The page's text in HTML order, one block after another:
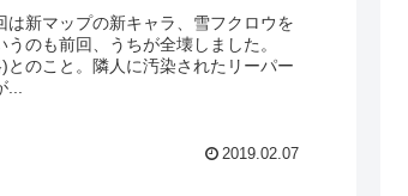
は新マップの新キャラ、雪フクロウを
のも前回、うちが全壊しました。
のこと。隣人に汚染されたリーパー
2019.02.07